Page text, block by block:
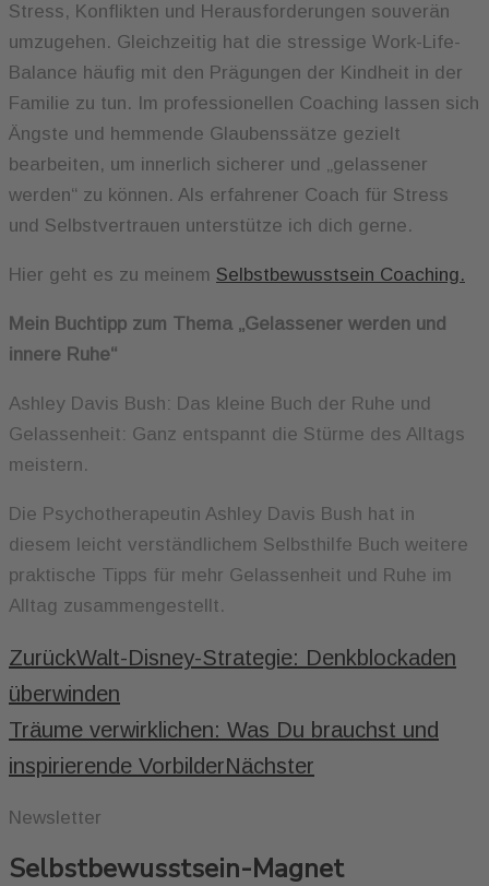
Stress, Konflikten und Herausforderungen souverän
umzugehen. Gleichzeitig hat die stressige Work-Life-
Balance häufig mit den Prägungen der Kindheit in der
Familie zu tun. Im professionellen Coaching lassen sich
Ängste und hemmende Glaubenssätze gezielt
bearbeiten, um innerlich sicherer und „gelassener
werden“ zu können. Als erfahrener Coach für Stress
und Selbstvertrauen unterstütze ich dich gerne.
Hier geht es zu meinem Selbstbewusstsein Coaching.
Mein Buchtipp zum Thema „Gelassener werden und
innere Ruhe“
Ashley Davis Bush: Das kleine Buch der Ruhe und
Gelassenheit: Ganz entspannt die Stürme des Alltags
meistern.
Die Psychotherapeutin Ashley Davis Bush hat in
diesem leicht verständlichem Selbsthilfe Buch weitere
praktische Tipps für mehr Gelassenheit und Ruhe im
Alltag zusammengestellt.
ZurückWalt-Disney-Strategie: Denkblockaden
überwinden
Träume verwirklichen: Was Du brauchst und
inspirierende VorbilderNächster
Newsletter
Selbstbewusstsein-Magnet